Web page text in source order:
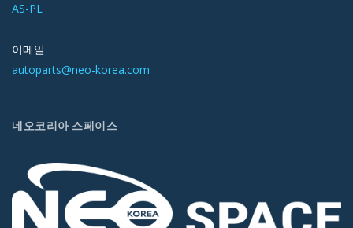
AS-PL
이메일
autoparts@neo-korea.com
네오코리아 스페이스